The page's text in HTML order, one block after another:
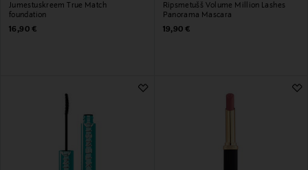
Jumestuskreem True Match
foundation
Original Price
16,90 €
Ripsmetušš Volume Million Lashes
Panorama Mascara
Original Price
19,90 €